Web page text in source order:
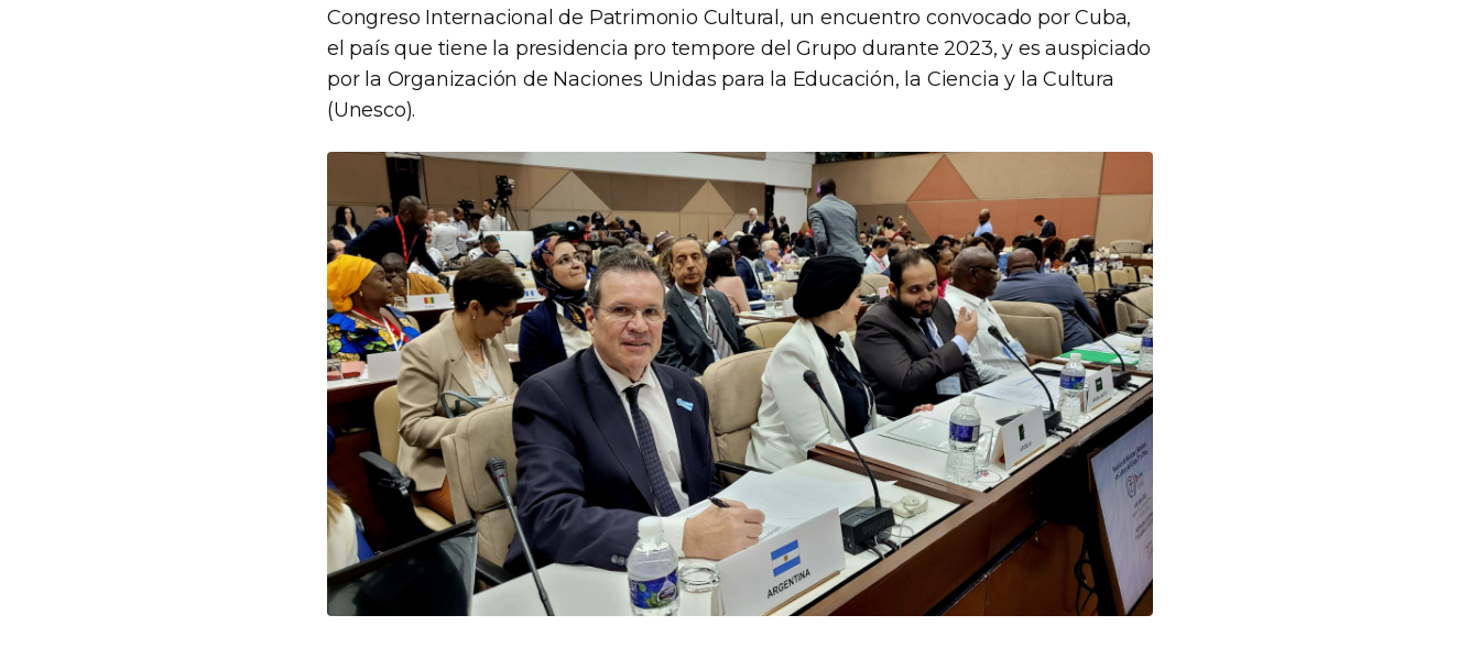
Congreso Internacional de Patrimonio Cultural, un encuentro convocado por Cuba,
el país que tiene la presidencia pro tempore del Grupo durante 2023, y es auspiciado
por la Organización de Naciones Unidas para la Educación, la Ciencia y la Cultura
(Unesco).